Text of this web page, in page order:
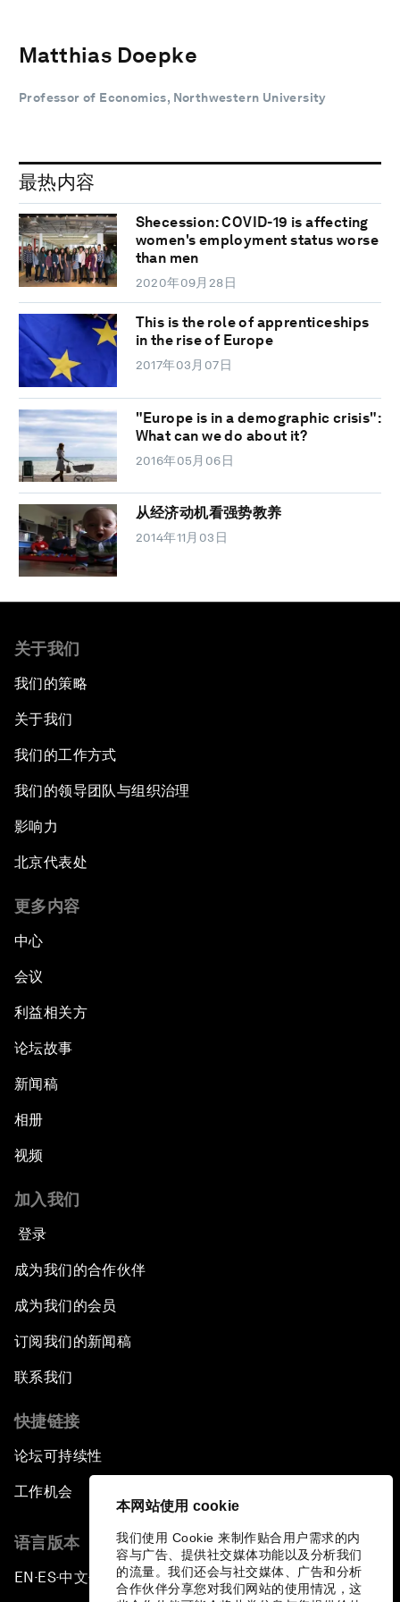
本网站使用 cookie
我们使用 Cookie 来制作贴合用户需求的内
容与广告、提供社交媒体功能以及分析我们
的流量。我们还会与社交媒体、广告和分析
合作伙伴分享您对我们网站的使用情况，这
Matthias Doepke
Professor of Economics, Northwestern University
最热内容
Shecession: COVID-19 is affecting
women's employment status worse
than men
2020年09月28日
This is the role of apprenticeships
in the rise of Europe
2017年03月07日
"Europe is in a demographic crisis":
What can we do about it?
2016年05月06日
从经济动机看强势教养
2014年11月03日
关于我们
我们的策略
关于我们
我们的工作方式
我们的领导团队与组织治理
影响力
北京代表处
更多内容
中心
会议
利益相关方
论坛故事
新闻稿
相册
视频
加入我们
登录
成为我们的合作伙伴
成为我们的会员
订阅我们的新闻稿
联系我们
快捷链接
论坛可持续性
工作机会
语言版本
EN ▪ ES▪中文▪ 日本語